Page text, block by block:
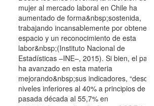
mujer al mercado laboral en Chile ha
aumentado de forma&nbsp;sostenida,
trabajando incansablemente por obtener
espacio y un reconocimiento de esta
labor&nbsp;(Instituto Nacional de
Estadísticas –INE–, 2015). Si bien, el país
ha avanzado en esta materia
mejorando&nbsp;sus indicadores, “desde
niveles inferiores al 40% a principios de la
pasada década al 55,7% en